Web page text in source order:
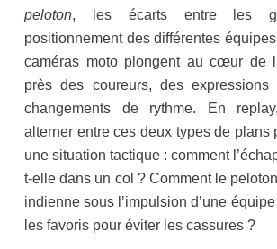
peloton, les écarts entre les
positionnement des différentes
caméras moto plongent au cœur de
près des coureurs, des
changements de rythme. En
alterner entre ces deux types de plans
une situation tactique : comment
t-elle dans un col ? Comment le
indienne sous l’impulsion d’une
les favoris pour éviter les cassures ?